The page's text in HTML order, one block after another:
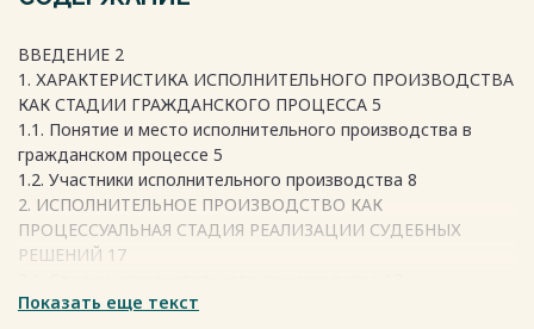
ВВЕДЕНИЕ 2
1. ХАРАКТЕРИСТИКА ИСПОЛНИТЕЛЬНОГО ПРОИЗВОДСТВА
КАК СТАДИИ ГРАЖДАНСКОГО ПРОЦЕССА 5
1.1. Понятие и место исполнительного производства в
гражданском процессе 5
1.2. Участники исполнительного производства 8
2. ИСПОЛНИТЕЛЬНОЕ ПРОИЗВОДСТВО КАК
ПРОЦЕССУАЛЬНАЯ СТАДИЯ РЕАЛИЗАЦИИ СУДЕБНЫХ
РЕШЕНИЙ 17
2.2. Правила исполнения судебных решений 25
Показать еще текст